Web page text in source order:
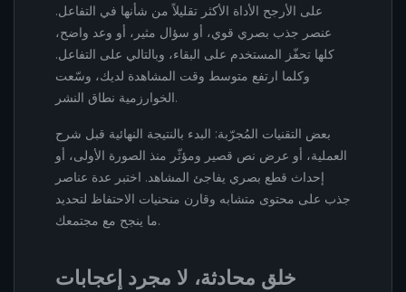
على الأرجح الأداة الأكثر تقليلاً من شأنها في التفاعل.
عنصر جذب بصري قوي، أو سؤال مثير، أو وعد واضح،
كلها تحفّز المستخدم على البقاء، وبالتالي على التفاعل.
وكلما ارتفع متوسط وقت المشاهدة لديك، وسّعت
الخوارزمية نطاق النشر.
بعض التقنيات المُجرّبة: البدء بالنتيجة النهائية قبل شرح
العملية، أو عرض نص قصير ومؤثّر منذ الصورة الأولى، أو
إحداث قطع بصري يفاجئ المشاهد. اختبر عدة عناصر
جذب على محتوى متشابه وقارن منحنيات الاحتفاظ لتحديد
ما ينجح مع مجتمعك.
خلق محادثة، لا مجرد إعجابات